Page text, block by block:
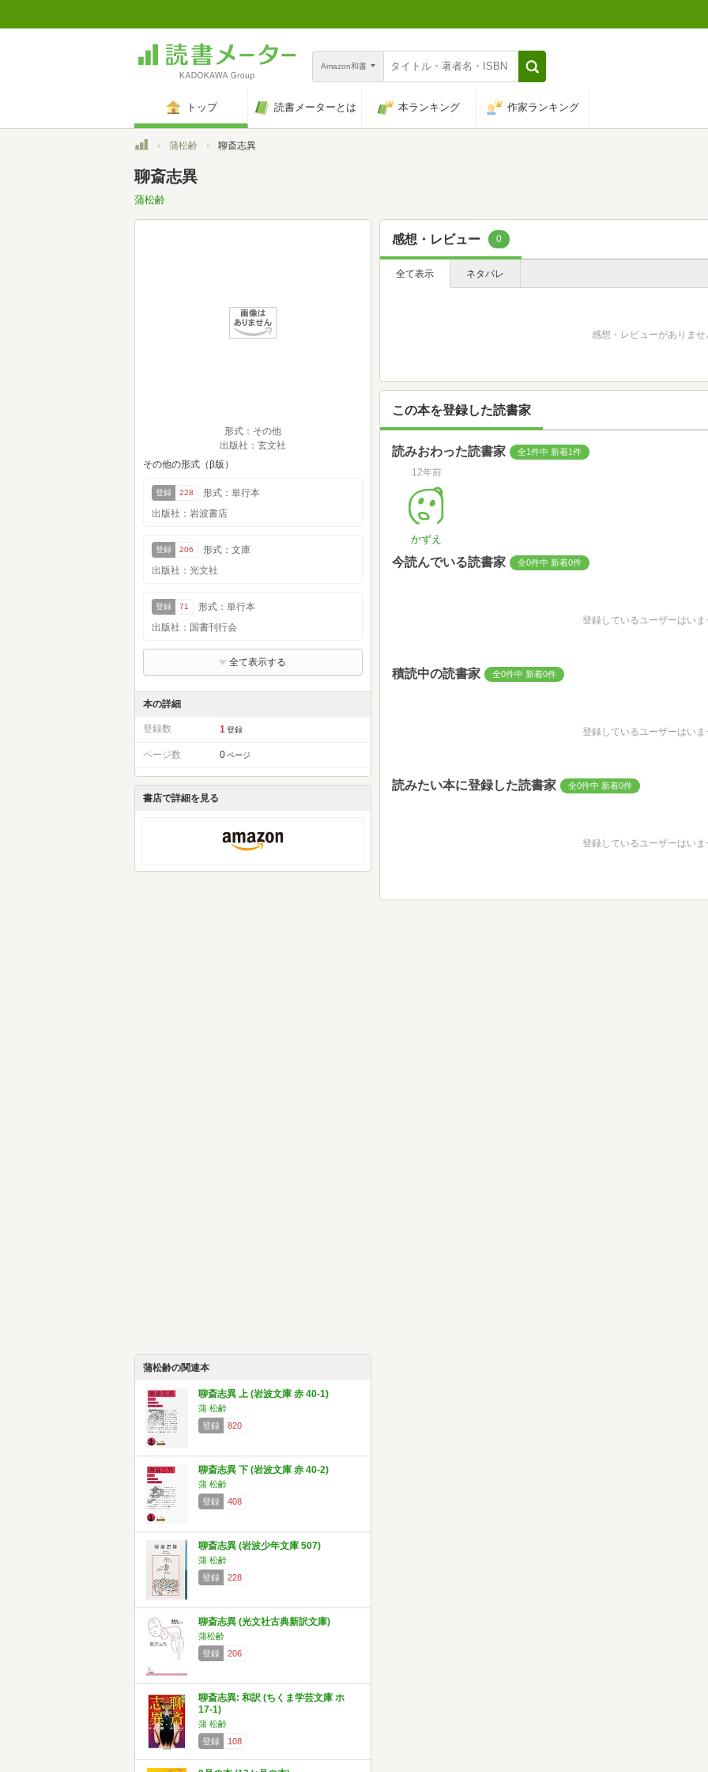
Amazon和書
トップ 読書メーターとは 本ランキング 作家ランキング
トップ蒲松齢 聊斎志異
聊斎志異
蒲松齢
形式：その他
出版社：玄文社
その他の形式（β版）
登録 228
形式：単行本
出版社：岩波書店
登録 206
形式：文庫
出版社：光文社
登録 71
形式：単行本
出版社：国書刊行会
全て表示する
本の詳細
登録数 1 登録
ページ数 0 ページ
書店で詳細を見る
蒲松齢の関連本
聊斎志異 上 (岩波文庫 赤 40-1)
蒲 松齢
登録
820
聊斎志異 下 (岩波文庫 赤 40-2)
蒲 松齢
登録
408
聊斎志異 (岩波少年文庫 507)
蒲 松齢
登録
228
聊斎志異 (光文社古典新訳文庫)
蒲松齢
登録
206
聊斎志異: 和訳 (ちくま学芸文庫 ホ
17-1)
蒲 松齢
登録
108
感想・レビュー 0
全て表示 ネタバレ
感想・レビューがありませ
この本を登録した読書家
読みおわった読書家 全1件中 新着1件
12年前
かずえ
今読んでいる読書家 全0件中 新着0件
登録しているユーザーはいま
積読中の読書家 全0件中 新着0件
登録しているユーザーはいま
読みたい本に登録した読書家 全0件中 新着0件
登録しているユーザーはいま